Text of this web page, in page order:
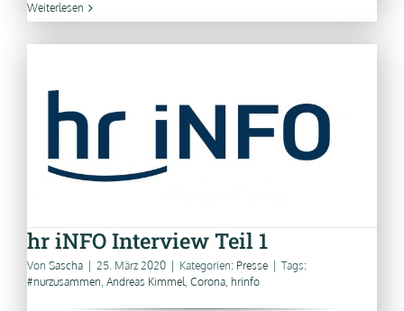
Weiterlesen
hr iNFO Interview Teil 1
Von Sascha 25. März 2020 Kategorien: Presse
Tags:
#nurzusammen, Andreas Kimmel, Corona, hrinfo